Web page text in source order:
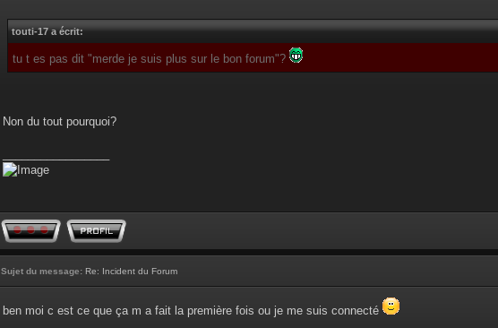
touti-17 a écrit:
tu t es pas dit "merde je suis plus sur le bon forum"?
Non du tout pourquoi?
Sujet du message: Re: Incident du Forum
ben moi c est ce que ça m a fait la première fois ou je me suis connecté